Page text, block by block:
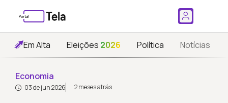
Em Alta Eleições 2026 Política Notícias
Economia
03 de jun 2026 2 meses atrás